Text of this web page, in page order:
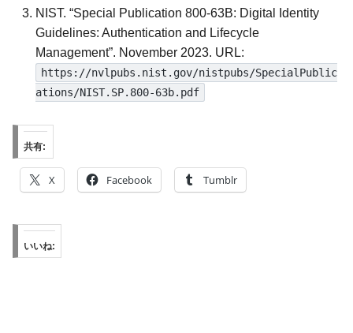
NIST. “Special Publication 800-63B: Digital Identity
Guidelines: Authentication and Lifecycle
Management”. November 2023. URL:
https://nvlpubs.nist.gov/nistpubs/SpecialPublic
ations/NIST.SP.800-63b.pdf
共有:
X Facebook Tumblr
いいね: